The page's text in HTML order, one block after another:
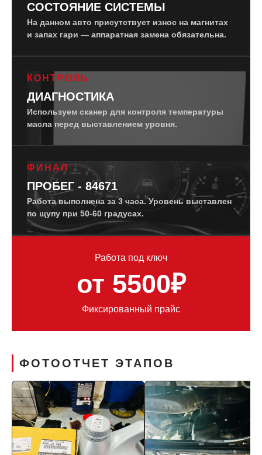
Работа под ключ
от 5500₽
Фиксированный прайс
СОСТОЯНИЕ СИСТЕМЫ
На данном авто присутствует износ на магнитах
и запах гари — аппаратная замена обязательна.
КОНТРОЛЬ
ДИАГНОСТИКА
Используем сканер для контроля температуры
масла перед выставлением уровня.
ФИНАЛ
ПРОБЕГ - 84671
Работа выполнена за 3 часа. Уровень выставлен
по щупу при 50-60 градусах.
ФОТООТЧЕТ ЭТАПОВ